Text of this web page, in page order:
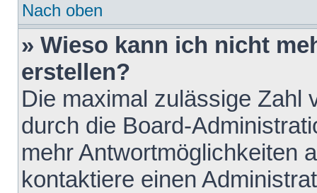
Nach oben
» Wieso kann ich nicht
erstellen?
Die maximal zulässige Zahl
durch die Board-
mehr Antwortmöglichkeiten
kontaktiere einen